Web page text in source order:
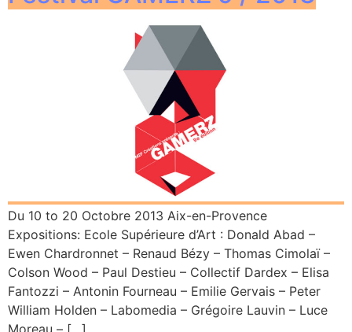
Du 10 to 20 Octobre 2013 Aix-en-Provence
Expositions: Ecole Supérieure d’Art : Donald Abad –
Ewen Chardronnet – Renaud Bézy – Thomas Cimolaï –
Colson Wood – Paul Destieu – Collectif Dardex – Elisa
Fantozzi – Antonin Fourneau – Emilie Gervais – Peter
William Holden – Labomedia – Grégoire Lauvin – Luce